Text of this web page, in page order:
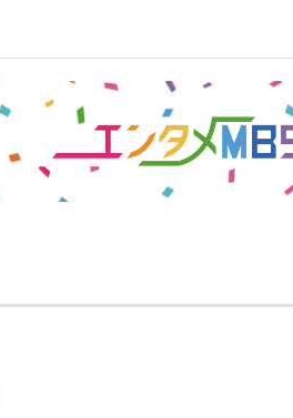
サタプラ ～気になる情報をちょこっと